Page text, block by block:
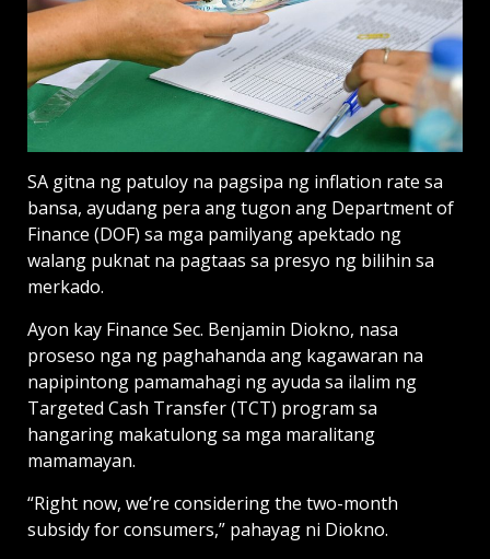
SA gitna ng patuloy na pagsipa ng inflation rate sa
bansa, ayudang pera ang tugon ang Department of
Finance (DOF) sa mga pamilyang apektado ng
walang puknat na pagtaas sa presyo ng bilihin sa
merkado.
Ayon kay Finance Sec. Benjamin Diokno, nasa
proseso nga ng paghahanda ang kagawaran na
napipintong pamamahagi ng ayuda sa ilalim ng
Targeted Cash Transfer (TCT) program sa
hangaring makatulong sa mga maralitang
mamamayan.
“Right now, we’re consi­dering the two-month
subsidy for consumers,” pahayag ni Diokno.